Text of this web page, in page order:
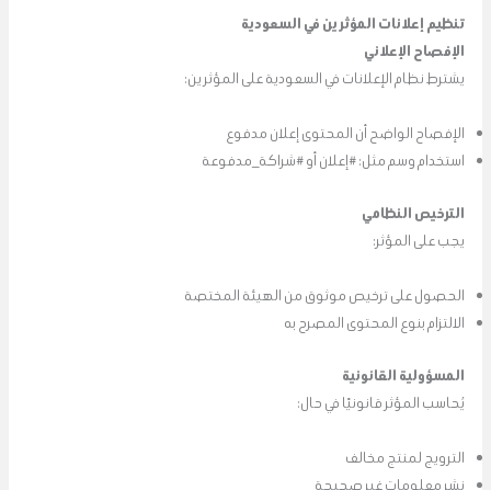
تنظيم إعلانات المؤثرين في السعودية
الإفصاح الإعلاني
يشترط نظام الإعلانات في السعودية على المؤثرين:
الإفصاح الواضح أن المحتوى إعلان مدفوع
استخدام وسم مثل: #إعلان أو #شراكة_مدفوعة
الترخيص النظامي
يجب على المؤثر:
الحصول على ترخيص موثوق من الهيئة المختصة
الالتزام بنوع المحتوى المصرح به
المسؤولية القانونية
يُحاسب المؤثر قانونيًا في حال:
الترويج لمنتج مخالف
نشر معلومات غير صحيحة